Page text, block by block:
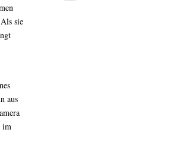
sie
aus
im